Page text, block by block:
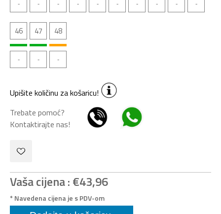
46 47 48
Upišite količinu za košaricu!
Trebate pomoć?
Kontaktirajte nas!
Vaša cijena :€43,96
* Navedena cijena je s PDV-om